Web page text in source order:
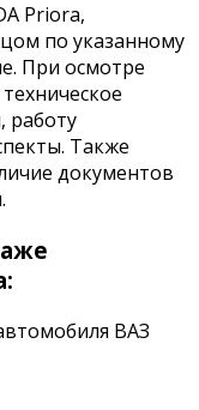
Priora,
по указанному
При осмотре
работу
Также
документов